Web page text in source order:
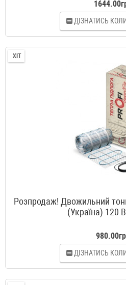
ДІЗНАТИСЬ
ХІТ
Розпродаж! Двожильний
(Україна) 120
ДІЗНАТИСЬ